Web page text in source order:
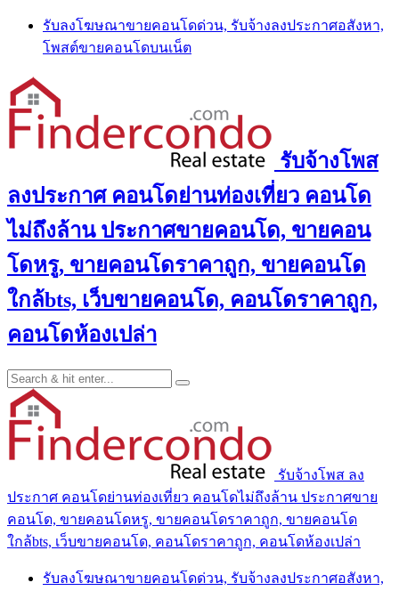
Skip
content
รับลงโฆษณาขายคอนโดด่วน, รับจ้างลงประกาศอสังหา,
โพสต์ขายคอนโดบนเน็ต
รับจ้างโพส
ลงประกาศ คอนโดย่านท่องเที่ยว คอนโด
ไม่ถึงล้าน ประกาศขายคอนโด, ขายคอน
โดหรู, ขายคอนโดราคาถูก, ขายคอนโด
ใกล้bts, เว็บขายคอนโด, คอนโดราคาถูก,
คอนโดห้องเปล่า
รับจ้างโพส ลง
ประกาศ คอนโดย่านท่องเที่ยว คอนโดไม่ถึงล้าน ประกาศขาย
คอนโด, ขายคอนโดหรู, ขายคอนโดราคาถูก, ขายคอนโด
ใกล้bts, เว็บขายคอนโด, คอนโดราคาถูก, คอนโดห้องเปล่า
รับลงโฆษณาขายคอนโดด่วน, รับจ้างลงประกาศอสังหา,